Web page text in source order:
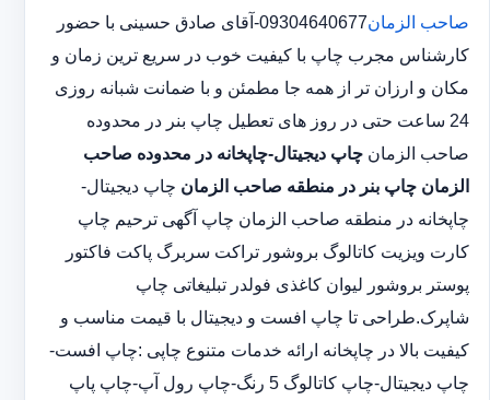
صاحب الزمان
09304640677-آقای صادق حسینی با حضور
کارشناس مجرب چاپ با کیفیت خوب در سریع ترین زمان و
مکان و ارزان تر از همه جا مطمئن و با ضمانت شبانه روزی
24 ساعت حتی در روز های تعطیل چاپ بنر در محدوده
صاحب الزمان چاپ دیجیتال-چاپخانه در محدوده صاحب
الزمان چاپ بنر در منطقه صاحب الزمان چاپ دیجیتال-
چاپخانه در منطقه صاحب الزمان چاپ آگهی ترحیم چاپ
کارت ویزیت کاتالوگ بروشور تراکت سربرگ پاکت فاکتور
پوستر بروشور لیوان کاغذی فولدر تبلیغاتی چاپ
شاپرک.طراحی تا چاپ افست و دیجیتال با قیمت مناسب و
کیفیت بالا در چاپخانه ارائه خدمات متنوع چاپی :چاپ افست-
چاپ دیجیتال-چاپ کاتالوگ 5 رنگ-چاپ رول آپ-چاپ پاپ